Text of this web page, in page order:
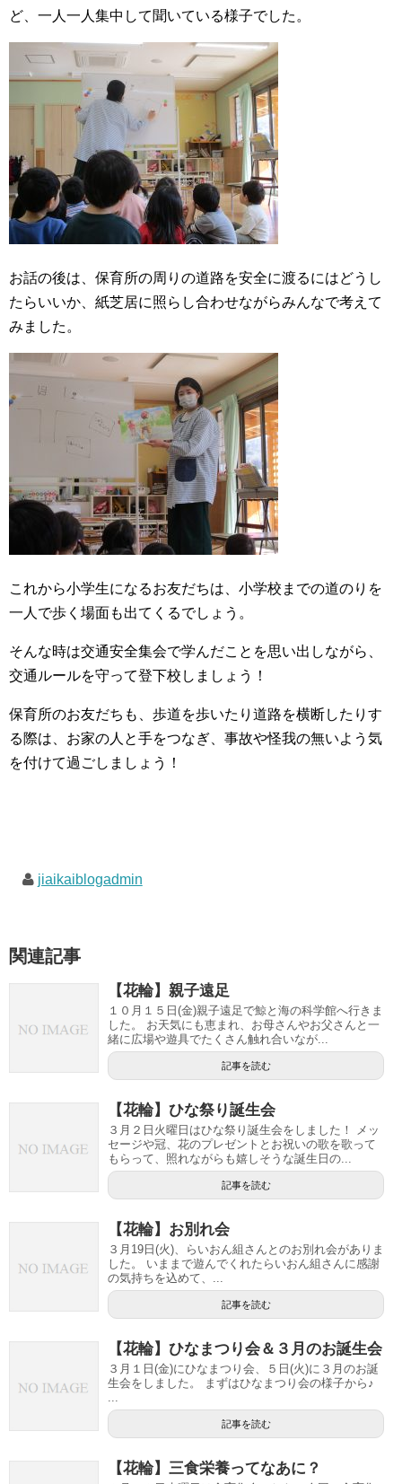
ど、一人一人集中して聞いている様子でした。
お話の後は、保育所の周りの道路を安全に渡るにはどうし
たらいいか、紙芝居に照らし合わせながらみんなで考えて
みました。
これから小学生になるお友だちは、小学校までの道のりを
一人で歩く場面も出てくるでしょう。
そんな時は交通安全集会で学んだことを思い出しながら、
交通ルールを守って登下校しましょう！
保育所のお友だちも、歩道を歩いたり道路を横断したりす
る際は、お家の人と手をつなぎ、事故や怪我の無いよう気
を付けて過ごしましょう！
jiaikaiblogadmin
関連記事
【花輪】親子遠足
１０月１５日(金)親子遠足で鯨と海の科学館へ行きま
した。 お天気にも恵まれ、お母さんやお父さんと一
緒に広場や遊具でたくさん触れ合いなが...
記事を読む
【花輪】ひな祭り誕生会
３月２日火曜日はひな祭り誕生会をしました！ メッ
セージや冠、花のプレゼントとお祝いの歌を歌って
もらって、照れながらも嬉しそうな誕生日の...
記事を読む
【花輪】お別れ会
３月19日(火)、らいおん組さんとのお別れ会がありま
した。 いままで遊んでくれたらいおん組さんに感謝
の気持ちを込めて、...
記事を読む
【花輪】ひなまつり会＆３月のお誕生会
３月１日(金)にひなまつり会、５日(火)に３月のお誕
生会をしました。 まずはひなまつり会の様子から♪
...
記事を読む
【花輪】三食栄養ってなあに？